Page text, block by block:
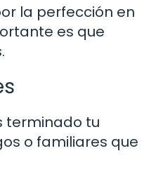
la perfección en
es que
terminado tu
o familiares que